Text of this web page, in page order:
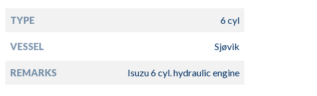
TYPE 6 cyl
VESSEL Sjøvik
REMARKS Isuzu 6 cyl. hydraulic engine